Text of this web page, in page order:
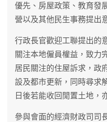
優先、房屋政策、教育發
營以及其他民生事務提出
行政長官歡迎工聯提出的
關注本地僱員權益，致力
居民關注的住屋訴求，政
設及都市更新，同時尋求
日後若能收回閒置土地，
參與會面的經濟財政司司